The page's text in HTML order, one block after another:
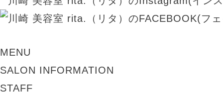
MENU
SALON INFORMATION
STAFF